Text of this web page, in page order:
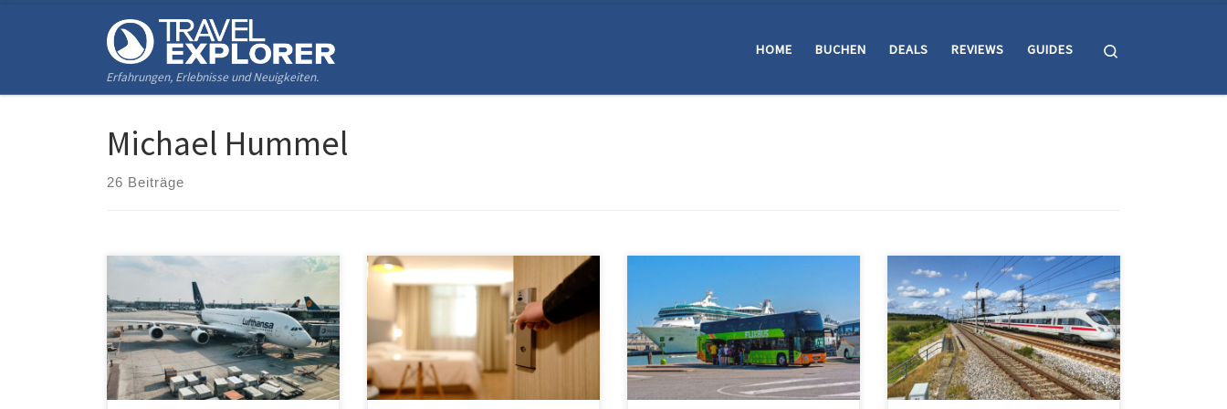
Zum Inhalt springen
Erfahrungen, Erlebnisse und Neuigkeiten.
HOME BUCHEN DEALS REVIEWS GUIDES
Michael Hummel
26 Beiträge
Du möchtest ein Lufthansa Flug
buchen? Über folgenden Link kannst
du direkt bei Lufthansa* suchen und
buchen. *Der Stern bedeutet: Für
Links die mit einem Stern markiert
sind, erhalten wir eine Provision wenn
eine Buchung zustande kommt. Für
Du möchtest ein Hotel buchen? Über
folgenden Link kannst du direkt bei
Booking.com* suchen und buchen.
Alternativ kannst du ein Reiseziel
oder ein bestimmtes Hotel direkt in
die Maske unten eingeben und
suchen: Booking.com *Der Stern
bei FlixBus & FlixTrain eine
Verbindung suchen und buchen. *Der
Stern bedeutet: Für Links die mit
einem Stern markiert sind, erhalten
wir eine Provision wenn eine Buchung
zustande kommt. Für Dich entstehen
Über folgenden Link kannst du direkt
bei der Deutschen Bahn eine
Verbindung suchen und buchen. *Der
Stern bedeutet: Für Links die mit
einem Stern markiert sind, erhalten
wir eine Provision wenn eine Buchung
zustande kommt. Für Dich entstehen